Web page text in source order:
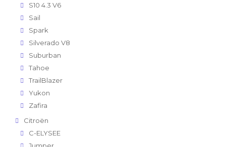
S10 4.3 V6
Sail
Spark
Silverado V8
Suburban
Tahoe
TrailBlazer
Yukon
Zafira
Citroën
C-ELYSEE
Jumper